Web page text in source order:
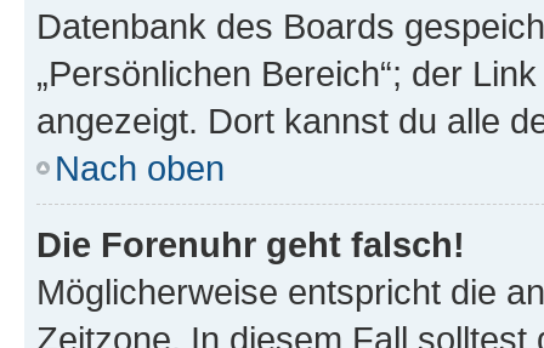
Datenbank des Boards
„Persönlichen Bereich“; der
angezeigt. Dort kannst du alle
Nach oben
Die Forenuhr geht falsch!
Möglicherweise entspricht die
Zeitzone. In diesem Fall solltest